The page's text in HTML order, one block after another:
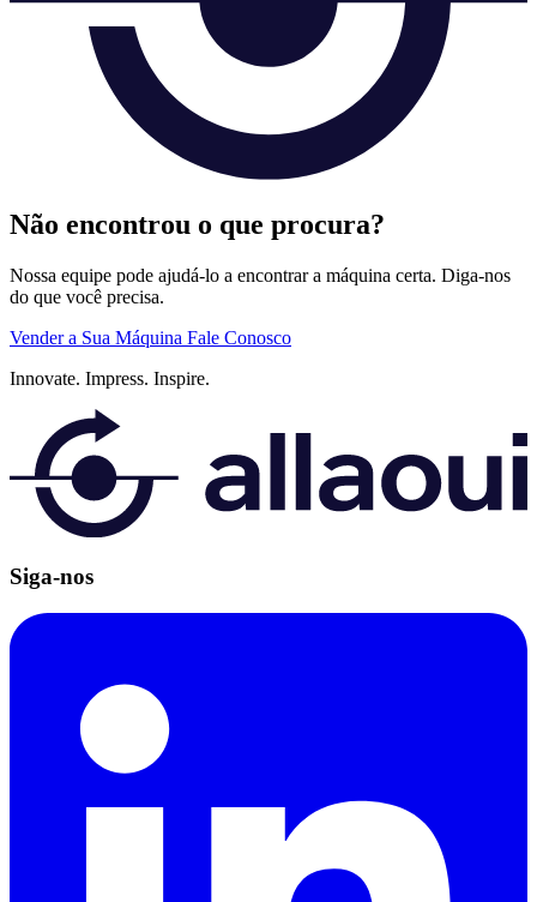
Não encontrou o que procura?
Nossa equipe pode ajudá-lo a encontrar a máquina certa. Diga-nos
do que você precisa.
Vender a Sua Máquina Fale Conosco
Innovate. Impress. Inspire.
Siga-nos